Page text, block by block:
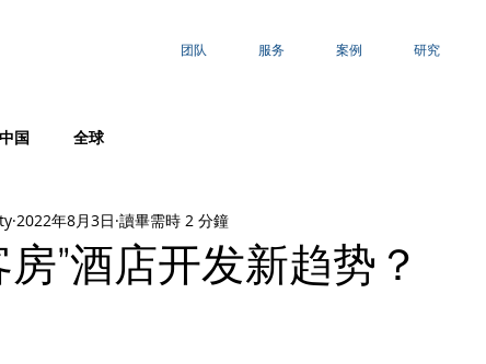
团队 服务 案例 研究
中国 全球
房”酒店开发新趋势？
2022年8月3日 讀畢需時 2 分鐘